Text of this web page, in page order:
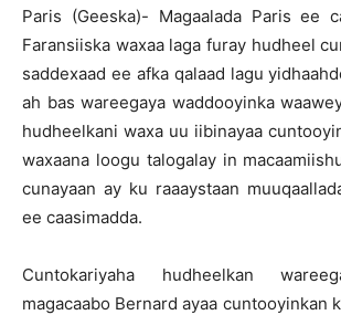
Paris (Geeska)- Magaalada Paris ee
Faransiiska waxaa laga furay hudheel
saddexaad ee afka qalaad lagu
ah bas wareegaya waddooyinka
hudheelkani waxa uu iibinayaa
waxaana loogu talogalay in
cunayaan ay ku raaaystaan
ee caasimadda.
Cuntokariyaha hudheelkan
magacaabo Bernard ayaa cuntooyinkan